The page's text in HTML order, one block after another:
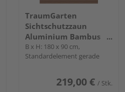
TraumGarten
Sichtschutzzaun
Aluminium Bambus
"SYSTEM RHOMBUS"
B x H: 180 x 90 cm,
Standardelement gerade
219,00 € / Stk.